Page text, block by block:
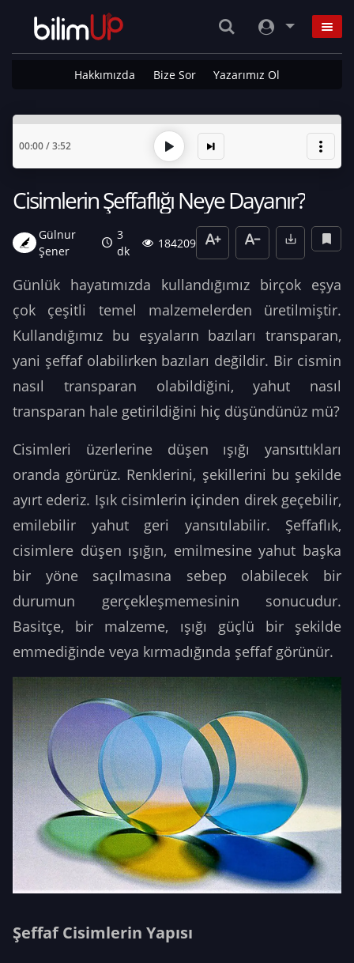
Hakkımızda Bize Sor Yazarımız Ol
00:00/3:52
Cisimlerin Şeffaflığı Neye Dayanır?
Gülnur
Şener
3
dk
184209
Günlük hayatımızda kullandığımız birçok eşya
çok çeşitli temel malzemelerden üretilmiştir.
Kullandığımız bu eşyaların bazıları transparan,
yani şeffaf olabilirken bazıları değildir. Bir cismin
nasıl transparan olabildiğini, yahut nasıl
transparan hale getirildiğini hiç düşündünüz mü?
Cisimleri üzerlerine düşen ışığı yansıttıkları
oranda görürüz. Renklerini, şekillerini bu şekilde
ayırt ederiz. Işık cisimlerin içinden direk geçebilir,
emilebilir yahut geri yansıtılabilir. Şeffaflık,
cisimlere düşen ışığın, emilmesine yahut başka
bir yöne saçılmasına sebep olabilecek bir
durumun gerçekleşmemesinin sonucudur.
Basitçe, bir malzeme, ışığı güçlü bir şekilde
emmediğinde veya kırmadığında şeffaf görünür.
Şeffaf Cisimlerin Yapısı